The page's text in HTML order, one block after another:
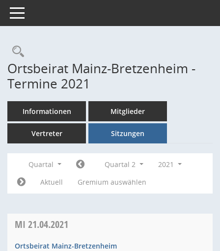
Toggle navigation
Rechercheauswahl
Ortsbeirat Mainz-Bretzenheim -
Termine 2021
Informationen Mitglieder
Vertreter Sitzungen
Quartal Quartal 2
2021
Aktuell
Gremium auswählen
MI 21.04.2021
Ortsbeirat Mainz-Bretzenheim